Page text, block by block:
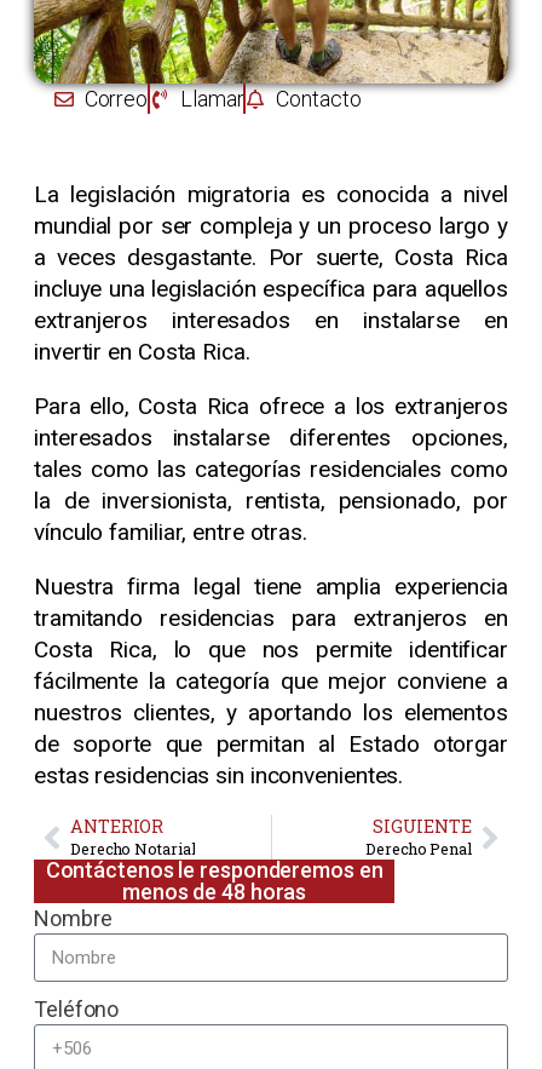
Correo Llamar Contacto
La legislación migratoria es conocida a nivel
mundial por ser compleja y un proceso largo y
a veces desgastante. Por suerte, Costa Rica
incluye una legislación específica para aquellos
extranjeros interesados en instalarse en
invertir en Costa Rica.
Para ello, Costa Rica ofrece a los extranjeros
interesados instalarse diferentes opciones,
tales como las categorías residenciales como
la de inversionista, rentista, pensionado, por
vínculo familiar, entre otras.
Nuestra firma legal tiene amplia experiencia
tramitando residencias para extranjeros en
Costa Rica, lo que nos permite identificar
fácilmente la categoría que mejor conviene a
nuestros clientes, y aportando los elementos
de soporte que permitan al Estado otorgar
estas residencias sin inconvenientes.
ANTERIOR
Derecho Notarial
SIGUIENTE
Derecho Penal
Contáctenos le responderemos en
menos de 48 horas
Nombre
Teléfono